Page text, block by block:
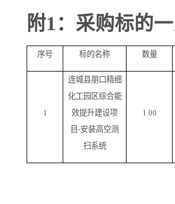
附1：采购标的
序号 标的名称 数量
1
连城县朋口精细
化工园区综合能
效提升建设项
目 -安装高空测
扫系统
1.00